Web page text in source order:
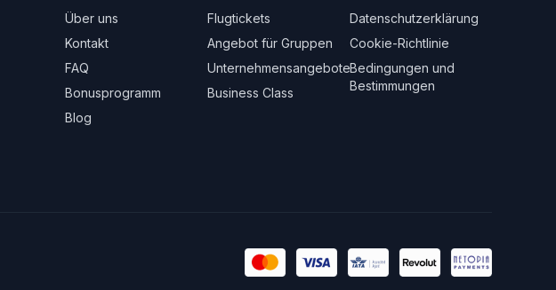
Über uns
Kontakt
FAQ
Bonusprogramm
Blog
Flugtickets
Angebot für Gruppen
Unternehmensangebote
Business Class
Datenschutzerklärung
Cookie-Richtlinie
Bedingungen und
Bestimmungen